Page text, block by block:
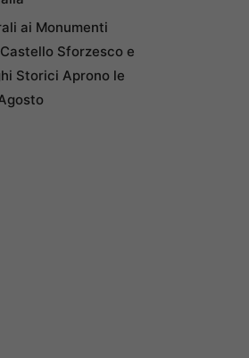
ai Monumenti
Sforzesco e
Storici Aprono le